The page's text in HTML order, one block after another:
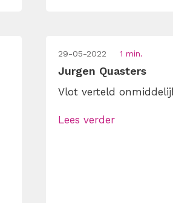
29-05-2022 1 min.
Jurgen Quasters
Vlot verteld
Lees verder